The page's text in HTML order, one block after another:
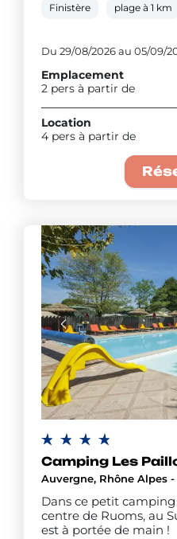
Finistère plage à 1 km
Du 29/08/2026 au 05/09/
Emplacement
2 pers à partir de
Location
4 pers à partir de
Camping Les
Auvergne, Rhône Alpes
Dans ce petit
centre de Ruoms, au
est à portée de main !